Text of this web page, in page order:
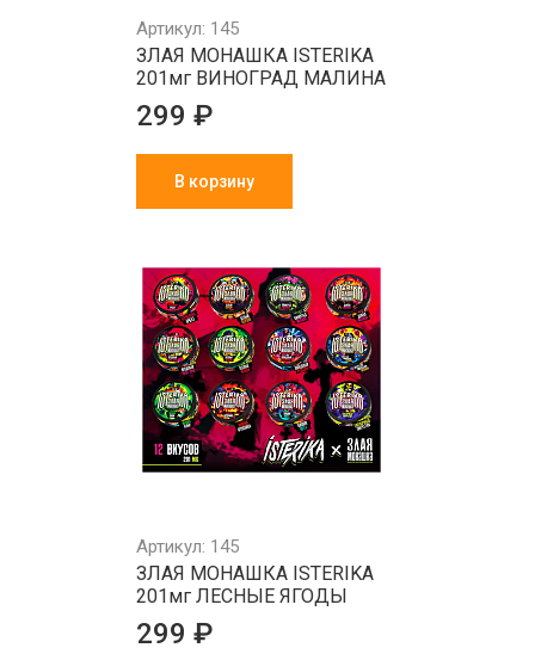
Артикул: 145
ЗЛАЯ МОНАШКА ISTERIKA
201мг ВИНОГРАД МАЛИНА
299 ₽
В корзину
Артикул: 145
ЗЛАЯ МОНАШКА ISTERIKA
201мг ЛЕСНЫЕ ЯГОДЫ
299 ₽